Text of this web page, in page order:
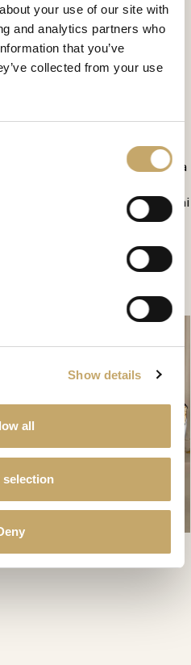
your use of our site with
and analytics partners who
that you’ve
collected from your use
Show details
all
selection
e artigianato
si presenta con una
impreziosita da dettagli in
Il piano superiore
mano con finitura sabbiata,
in bronzo e un ripiano
conferendo una
eleganti, dove ogni
progettuale esclusiva.